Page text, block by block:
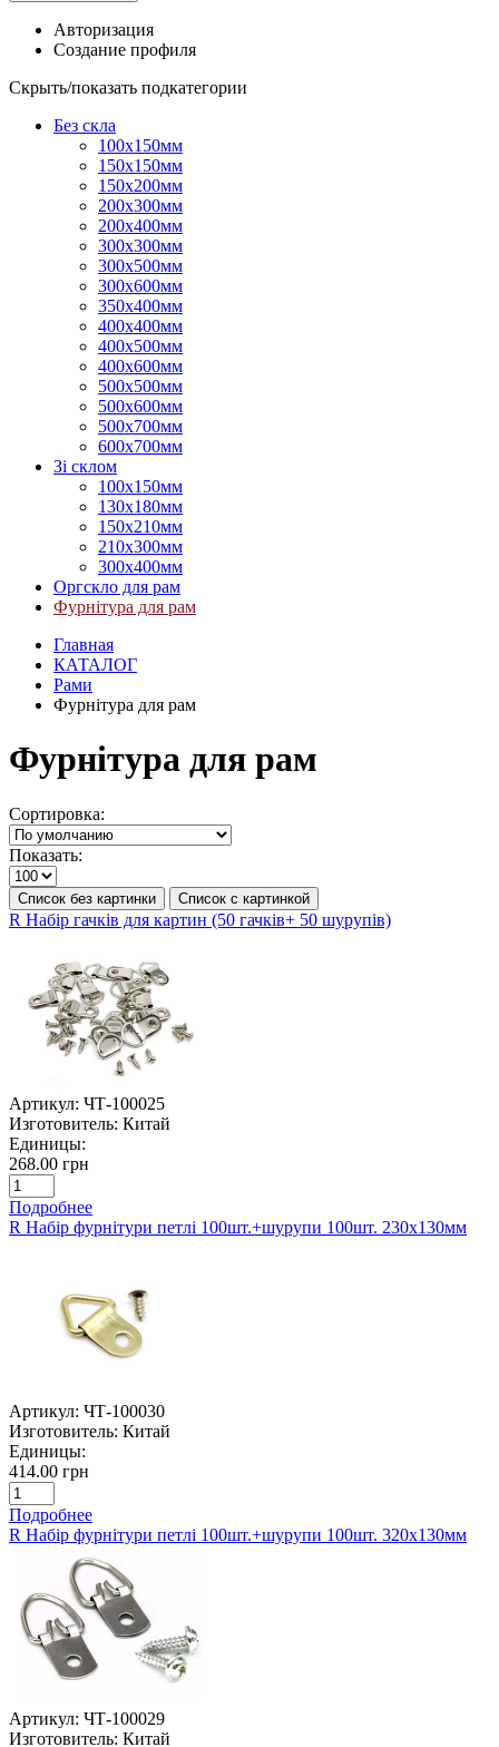
Авторизация
Создание профиля
Скрыть/показать подкатегории
Без скла
100х150мм
150х150мм
150х200мм
200х300мм
200х400мм
300х300мм
300х500мм
300х600мм
350х400мм
400х400мм
400х500мм
400х600мм
500х500мм
500х600мм
500х700мм
600х700мм
Зі склом
100х150мм
130х180мм
150х210мм
210х300мм
300х400мм
Оргскло для рам
Фурнітура для рам
Главная
КАТАЛОГ
Рами
Фурнітура для рам
Фурнітура для рам
Сортировка:
Показать:
Список без картинки Список с картинкой
R Набір гачків для картин (50 гачків+ 50 шурупів)
Артикул: ЧТ-100025
Изготовитель: Китай
Единицы:
268.00 грн
Подробнее
R Набір фурнітури петлі 100шт.+шурупи 100шт. 230х130мм
Артикул: ЧТ-100030
Изготовитель: Китай
Единицы:
414.00 грн
Подробнее
R Набір фурнітури петлі 100шт.+шурупи 100шт. 320х130мм
Артикул: ЧТ-100029
Изготовитель: Китай